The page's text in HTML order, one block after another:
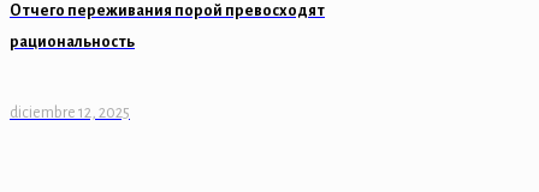
Отчего переживания порой превосходят
рациональность
diciembre 12, 2025